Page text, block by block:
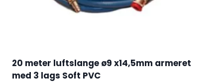
20 meter luftslange ø9 x14,5mm armeret
med 3 lags Soft PVC